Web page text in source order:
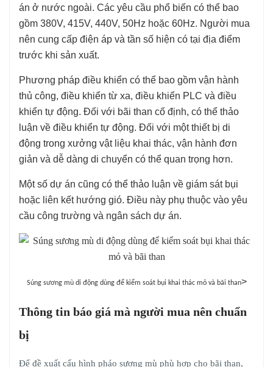
án ở nước ngoài. Các yêu cầu phổ biến có thể bao
gồm 380V, 415V, 440V, 50Hz hoặc 60Hz. Người mua
nên cung cấp điện áp và tần số hiện có tại địa điểm
trước khi sản xuất.
Phương pháp điều khiển có thể bao gồm vận hành
thủ công, điều khiển từ xa, điều khiển PLC và điều
khiển tự động. Đối với bãi than cố định, có thể thảo
luận về điều khiển tự động. Đối với một thiết bị di
động trong xưởng vật liệu khai thác, vận hành đơn
giản và dễ dàng di chuyển có thể quan trọng hơn.
Một số dự án cũng có thể thảo luận về giám sát bụi
hoặc liên kết hướng gió. Điều này phụ thuộc vào yêu
cầu công trường và ngân sách dự án.
Súng sương mù di động dùng để kiểm soát bụi khai thác mỏ và bãi than>
Thông tin báo giá mà người mua nên chuẩn
bị
Để đề xuất cấu hình pháo sương mù phù hợp cho bãi than,